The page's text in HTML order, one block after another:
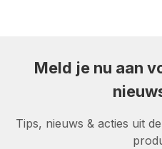
Meld je nu aan
Tips, nieuws & acties uit